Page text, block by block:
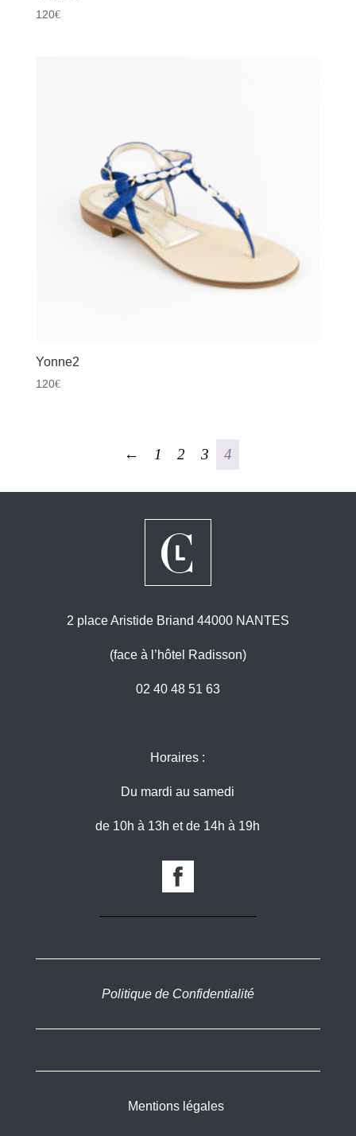
120€
Yonne2
120€
← 1 2 3 4
2 place Aristide Briand 44000 NANTES
(face à l’hôtel Radisson)
02 40 48 51 63
Horaires :
Du mardi au samedi
de 10h à 13h et de 14h à 19h
Politique de Confidentialité
Mentions légales